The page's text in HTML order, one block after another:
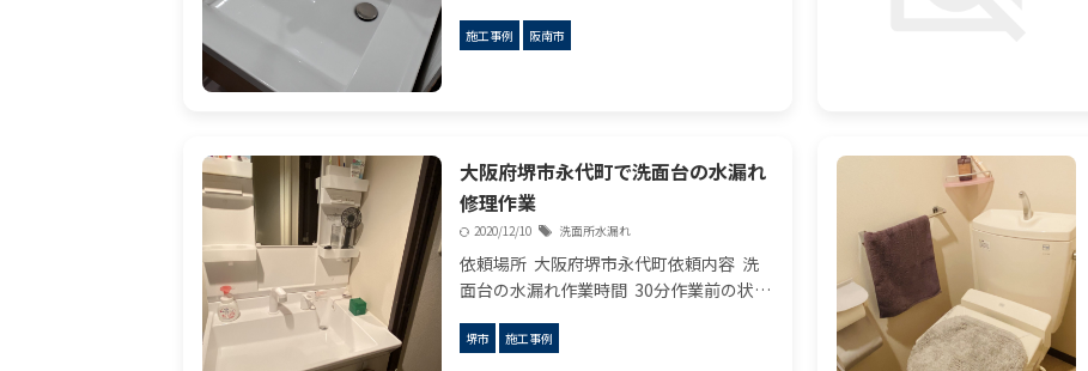
れず、洗面ボウル内に水がたまってしま
施工事例 阪南市
大阪府堺市永代町で洗面台の水漏れ
修理作業
2020/12/10 洗面所水漏れ
依頼場所 大阪府堺市永代町依頼内容 洗
面台の水漏れ作業時間 30分作業前の状況
で水漏れが発生したとのご連絡を頂きま
堺市 施工事例